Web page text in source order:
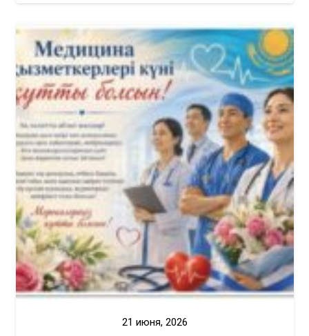
21 июня, 2026